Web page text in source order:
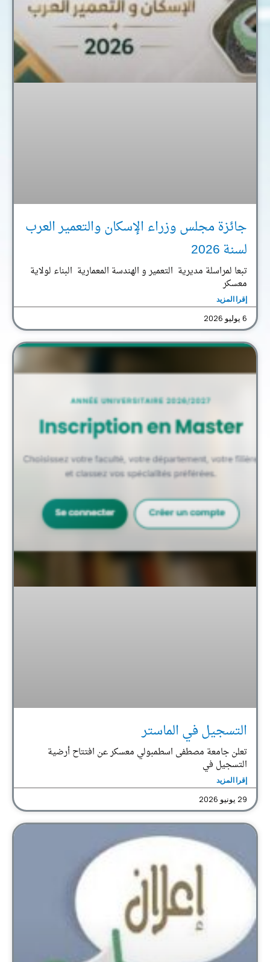
جائزة مجلس وزراء الإسكان والتعمير العرب
لسنة 2026
تبعا لمراسلة مديرية التعمير و الهندسة المعمارية البناء لولاية
معسكر
إقرا المزيد
6 يوليو 2026
التسجيل في الماستر
تعلن جامعة مصطفى اسطمبولي معسكر عن افتتاح أرضية
التسجيل في
إقرا المزيد
29 يونيو 2026